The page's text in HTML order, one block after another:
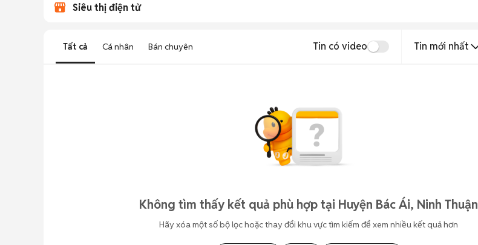
Siêu thị điện tử
Tất cả Cá nhân Bán chuyên Tin có video Tin mới nhất
Không tìm thấy kết quả phù hợp tại Huyện Bác Ái, Ninh Thuận
Hãy xóa một số bộ lọc hoặc thay đổi khu vực tìm kiếm để xem nhiều kết quả hơn